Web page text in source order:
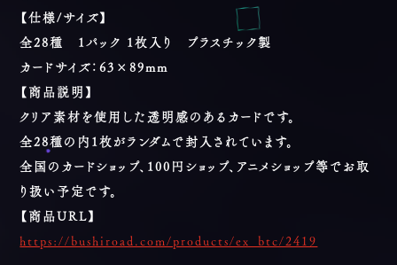
【仕様/サイズ】
全28種 1パック 1枚入り プラスチック製
カードサイズ：63×89mm
【商品説明】
クリア素材を使用した透明感のあるカードです。
全28種の内1枚がランダムで封入されています。
全国のカードショップ、100円ショップ、アニメショップ等でお取
り扱い予定です。
【商品URL】
https://bushiroad.com/products/ex_btc/2419